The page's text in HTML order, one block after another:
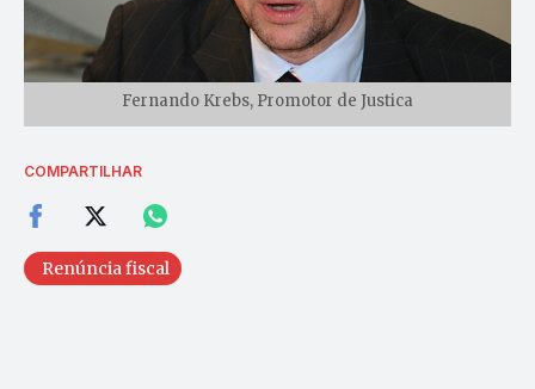
Fernando Krebs, Promotor de Justica
COMPARTILHAR
Renúncia fiscal